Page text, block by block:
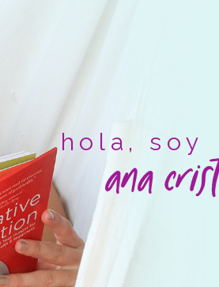
hola, soy
ana